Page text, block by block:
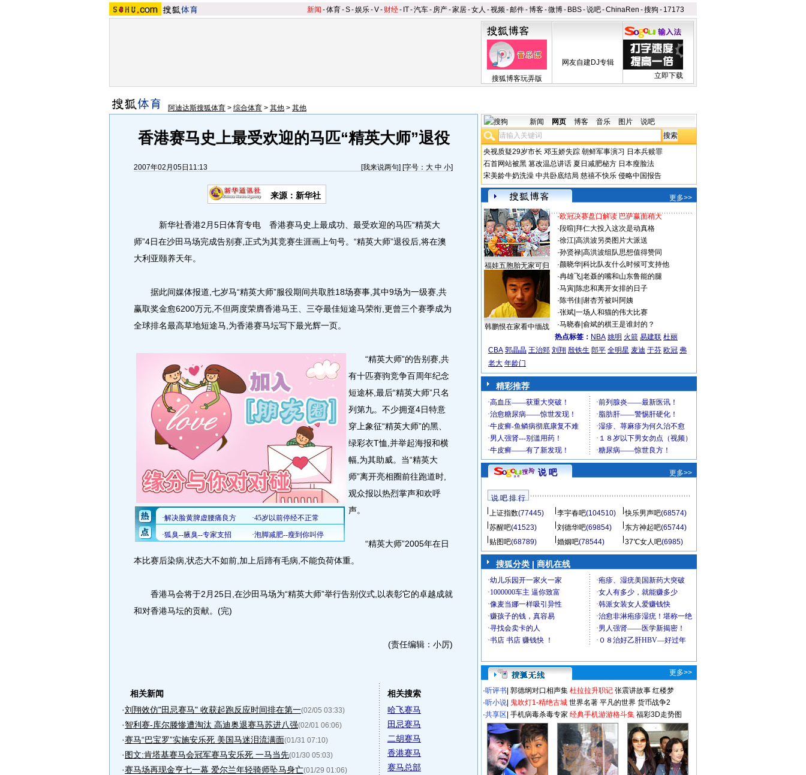
新闻 -体育-S-娱乐-V- 财经- IT-汽车- 房产-家居-女人 -视频-邮件-博客-微博- BBS-说吧-ChinaRen -搜狗 - 17173
搜狐博客玩弄版
网友自建DJ专辑
立即下载
阿迪达斯搜狐体育 > 综合体育 > 其他 > 其他
香港赛马史上最受欢迎的马匹“精英大师”退役
2007年02月05日11:13 [我来说两句] [字号： 大 中 小]
来源：新华社
新华社香港2月5日体育专电 香港赛马史上最成功、最受欢迎的马匹“精英大
师”4日在沙田马场完成告别赛,正式为其竞赛生涯画上句号。“精英大师”退役后,将在澳
大利亚颐养天年。
据此间媒体报道,七岁马“精英大师”服役期间共取胜18场赛事,其中9场为一级赛,共
赢取奖金愈6200万元,不但两度荣膺香港马王、三夺最佳短途马荣衔,更曾三个赛季成为
全球排名最高草地短途马,为香港赛马坛写下最光辉一页。
“精英大师”的告别赛,共
有十匹赛驹竞争百周年纪念
短途杯,最后“精英大师”只名
列第九。不少拥趸4日特意
穿上象征“精英大师”的黑、
绿彩衣T恤,并举起海报和横
幅,为其助威。当“精英大
师”离开亮相圈前往跑道时,
观众报以热烈掌声和欢呼
声。
“精英大师”2005年在日
本比赛后染病,状态大不如前,加上后蹄有毛病,不能负荷体重。
香港马会将于2月25日,在沙田马场为“精英大师”举行告别仪式,以表彰它的卓越成就
和对香港马坛的贡献。(完)
(责任编辑：小厉)
相关新闻
·刘翔效仿"田忌赛马" 收获起跑反应时间排在第一(02/05 03:33)
·智利赛-库尔滕惨遭淘汰 高迪奥退赛马苏进八强(02/01 06:06)
·赛马“巴宝罗”实施安乐死 美国马迷泪流满面(01/31 07:10)
·图文:肯塔基赛马会冠军赛马安乐死 一马当先(01/30 05:03)
·赛马场再现金亨七一幕 爱尔兰年轻骑师坠马身亡(01/29 01:06)
相关搜索
哈飞赛马
田忌赛马
二胡赛马
香港赛马
赛马总部
新闻 网页 博客 音乐 图片 说吧
央视质疑29岁市长 邓玉娇失踪 朝鲜军事演习 日本兵赎罪
石首网站被黑 篡改温总讲话 夏日减肥秘方 日本瘦脸法
宋美龄牛奶洗澡 中共卧底结局 慈禧不快乐 侵略中国报告
更多>>
福娃五胞胎无家可归
韩鹏恨在家看中缅战
·欧冠决赛盘口解读 巴萨赢面稍大
·段暄 拜仁大投入这次是动真格
·徐江| 高洪波另类图片大派送
·孙贤禄| 高洪波组队思想值得赞同
·颜晓华| 科比队友什么时候可支持他
·冉雄飞| 老聂的嘴和山东鲁能的腿
·马寅| 陈忠和离开女排的日子
·陈书佳| 谢杏芳被叫阿姨
·张斌| 一场人和猫的伟大比赛
·马晓春| 俞斌的棋王是谁封的？
热点标签： NBA 姚明 火箭 易建联 杜丽
CBA 郭晶晶 王治郅 刘翔 殷铁生 郎平 全明星 麦迪 于芬 欧冠 弗
老大 年龄门
精彩推荐
说 吧 更多>>
说 吧 排 行
上证指数(77445) 李宇春吧(104510) 快乐男声吧(68574)
苏醒吧(41523) 刘德华吧(69854) 东方神起吧(65744)
贴图吧(68789) 婚姻吧(78544) 37℃女人吧(6985)
搜狐分类 | 商机在线
更多>>
·听评书 郭德纲对口相声集 杜拉拉升职记 张震讲故事 红楼梦
·听小说 鬼吹灯1-精绝古城 世界名著 平凡的世界 货币战争2
·共享区 手机病毒杀毒专家 经典手机游游格斗集 福彩3D走势图